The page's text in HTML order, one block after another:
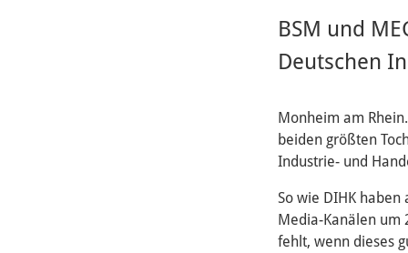
BSM und
Deutschen
Monheim am
beiden größten
Industrie- und
So wie DIHK haben
Media-Kanälen um
fehlt, wenn dieses